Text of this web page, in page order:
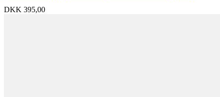
DKK 395,00